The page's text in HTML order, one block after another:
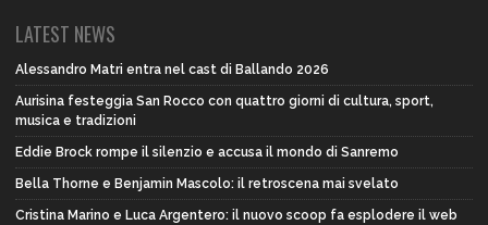
LATEST NEWS
Alessandro Matri entra nel cast di Ballando 2026
Aurisina festeggia San Rocco con quattro giorni di cultura, sport,
musica e tradizioni
Eddie Brock rompe il silenzio e accusa il mondo di Sanremo
Bella Thorne e Benjamin Mascolo: il retroscena mai svelato
Cristina Marino e Luca Argentero: il nuovo scoop fa esplodere il web